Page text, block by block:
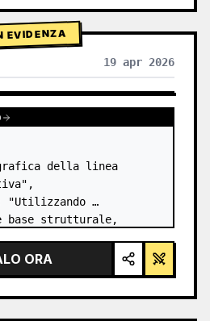
EVIDENZA
19 apr 2026
della linea
"Utilizzando
base strutturale,
altamente realistica.
lisce con gradini
ORA